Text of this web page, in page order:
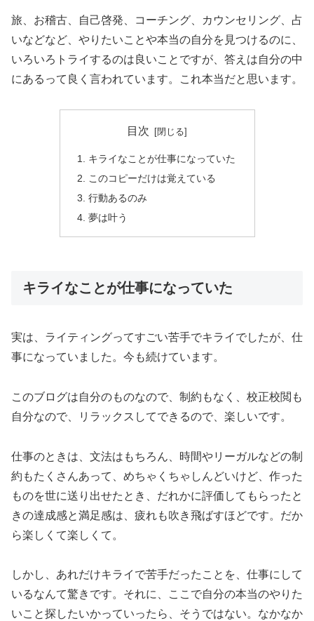
旅、お稽古、自己啓発、コーチング、カウンセリング、占
いなどなど、やりたいことや本当の自分を見つけるのに、
いろいろトライするのは良いことですが、答えは自分の中
にあるって良く言われています。これ本当だと思います。
目次
キライなことが仕事になっていた
このコピーだけは覚えている
行動あるのみ
夢は叶う
キライなことが仕事になっていた
実は、ライティングってすごい苦手でキライでしたが、仕
事になっていました。今も続けています。
このブログは自分のものなので、制約もなく、校正校閲も
自分なので、リラックスしてできるので、楽しいです。
仕事のときは、文法はもちろん、時間やリーガルなどの制
約もたくさんあって、めちゃくちゃしんどいけど、作った
ものを世に送り出せたとき、だれかに評価してもらったと
きの達成感と満足感は、疲れも吹き飛ばすほどです。だか
ら楽しくて楽しくて。
しかし、あれだけキライで苦手だったことを、仕事にして
いるなんて驚きです。それに、ここで自分の本当のやりた
いこと探したいかっていったら、そうではない。なかなか